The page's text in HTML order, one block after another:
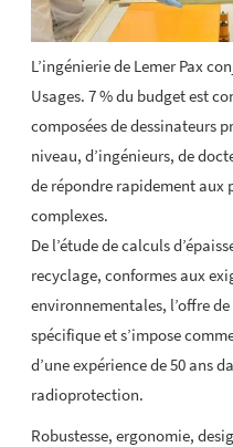
L’ingénierie de Lemer Pax
Usages. 7 % du budget est
composées de dessinateurs
niveau, d’ingénieurs, de
de répondre rapidement aux
complexes.
De l’étude de calculs
recyclage, conformes aux
environnementales, l’offre
spécifique et s’impose
d’une expérience de 50 ans
radioprotection.
Robustesse, ergonomie,